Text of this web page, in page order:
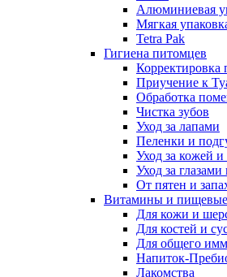
Алюминиевая
Мягкая
Tetra Pak
Гигиена питомцев
Корректировка
Приучение к
Обработка
Чистка зубов
Уход за лапами
Пеленки и
Уход за кожей
Уход за
От пятен и
Витамины и пищевые
Для кожи и
Для костей и
Для общего
Напиток-
Лакомства